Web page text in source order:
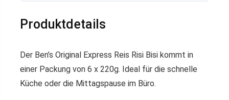
Produktdetails
Der Ben’s Original Express Reis Risi Bisi kommt in
einer Packung von 6 x 220g. Ideal für die schnelle
Küche oder die Mittagspause im Büro.